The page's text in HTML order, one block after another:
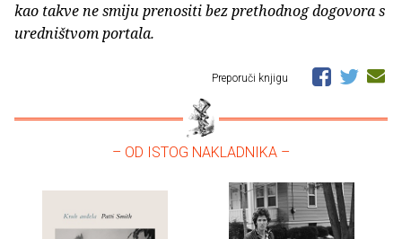
kao takve ne smiju prenositi bez prethodnog dogovora s
uredništvom portala.
Preporuči knjigu
– OD ISTOG NAKLADNIKA –